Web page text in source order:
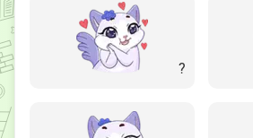
?